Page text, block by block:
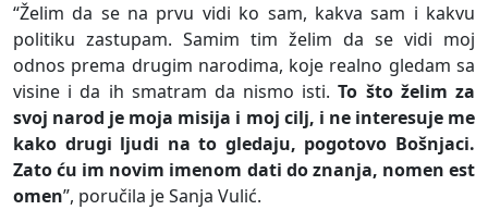
“Želim da se na prvu vidi ko sam, kakva sam i kakvu
politiku zastupam. Samim tim želim da se vidi moj
odnos prema drugim narodima, koje realno gledam sa
visine i da ih smatram da nismo isti.To što želim za
svoj narod je moja misija i moj cilj, i ne interesuje me
kako drugi ljudi na to gledaju, pogotovo Bošnjaci.
Zato ću im novim imenom dati do znanja, nomen est
omen”, poručila je Sanja Vulić.